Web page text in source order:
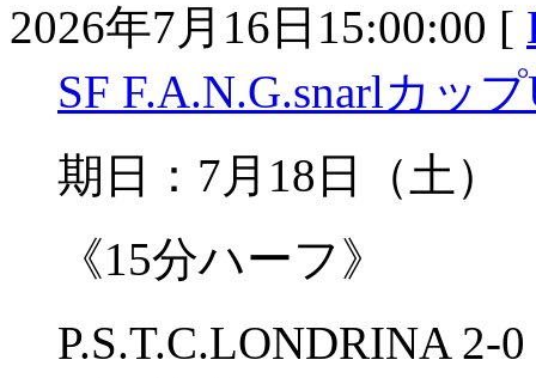
2026年7月16日15:00:00 [
SF F.A.N.G.snarlカッ
期日：7月18日（
《15分ハーフ》
P.S.T.C.LONDRINA